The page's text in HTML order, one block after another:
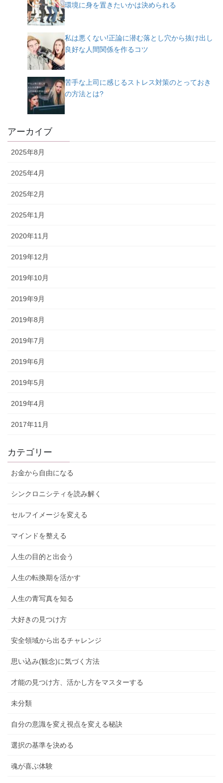
環境に身を置きたいかは決められる
私は悪くない!正論に潜む落とし穴から抜け出し
良好な人間関係を作るコツ
苦手な上司に感じるストレス対策のとっておき
の方法とは?
アーカイブ
2025年8月
2025年4月
2025年2月
2025年1月
2020年11月
2019年12月
2019年10月
2019年9月
2019年8月
2019年7月
2019年6月
2019年5月
2019年4月
2017年11月
カテゴリー
お金から自由になる
シンクロニシティを読み解く
セルフイメージを変える
マインドを整える
人生の目的と出会う
人生の転換期を活かす
人生の青写真を知る
大好きの見つけ方
安全領域から出るチャレンジ
思い込み(観念)に気づく方法
才能の見つけ方、活かし方をマスターする
未分類
自分の意識を変え視点を変える秘訣
選択の基準を決める
魂が喜ぶ体験